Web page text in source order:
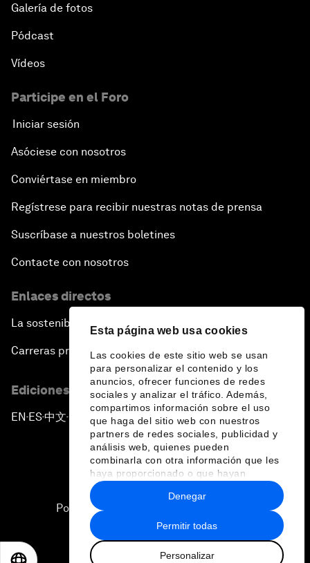
Esta página web usa cookies
Las cookies de este sitio web se usan
para personalizar el contenido y los
anuncios, ofrecer funciones de redes
sociales y analizar el tráfico. Además,
compartimos información sobre el uso
que haga del sitio web con nuestros
partners de redes sociales, publicidad y
análisis web, quienes pueden
combinarla con otra información que les
haya proporcionado o que hayan
recopilado a partir del uso que haya
hecho de sus servicios.
Permitir todas
Personalizar
Denegar
Galería de fotos
Pódcast
Vídeos
Participe en el Foro
Iniciar sesión
Asóciese con nosotros
Conviértase en miembro
Regístrese para recibir nuestras notas de prensa
Suscríbase a nuestros boletines
Contacte con nosotros
Enlaces directos
La sostenibilidad en el Foro
Carreras profesionales
Ediciones en otros idiomas
EN ▪ES▪中文▪ 日本語
Política de privacidad y normas de uso
Sitemap
2026 Foro Económico Mundial